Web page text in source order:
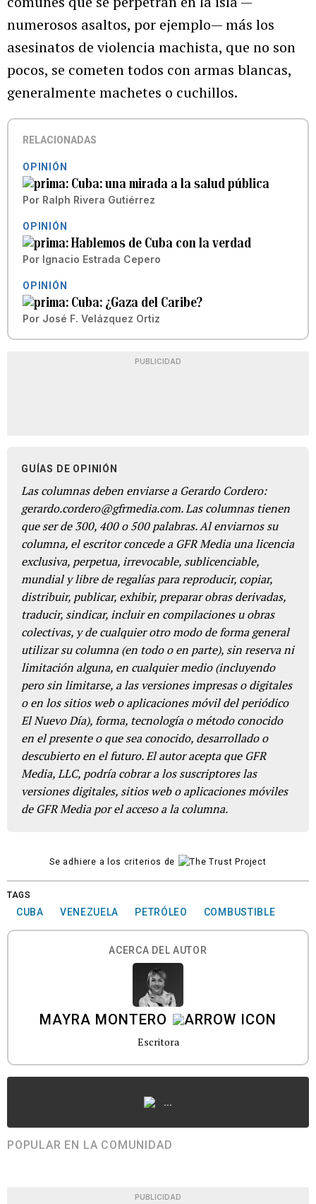
numerosos asaltos, por ejemplo— más los
asesinatos de violencia machista, que no son
pocos, se cometen todos con armas blancas,
generalmente machetes o cuchillos.
RELACIONADAS
OPINIÓN
Cuba: una mirada a la salud pública
Por Ralph Rivera Gutiérrez
OPINIÓN
Hablemos de Cuba con la verdad
Por Ignacio Estrada Cepero
OPINIÓN
Cuba: ¿Gaza del Caribe?
Por José F. Velázquez Ortiz
PUBLICIDAD
GUÍAS DE OPINIÓN
Las columnas deben enviarse a Gerardo Cordero:
gerardo.cordero@gfrmedia.com. Las columnas tienen
que ser de 300, 400 o 500 palabras. Al enviarnos su
columna, el escritor concede a GFR Media una licencia
exclusiva, perpetua, irrevocable, sublicenciable,
mundial y libre de regalías para reproducir, copiar,
distribuir, publicar, exhibir, preparar obras derivadas,
traducir, sindicar, incluir en compilaciones u obras
colectivas, y de cualquier otro modo de forma general
utilizar su columna (en todo o en parte), sin reserva ni
limitación alguna, en cualquier medio (incluyendo
pero sin limitarse, a las versiones impresas o digitales
o en los sitios web o aplicaciones móvil del periódico
El Nuevo Día), forma, tecnología o método conocido
en el presente o que sea conocido, desarrollado o
descubierto en el futuro. El autor acepta que GFR
Media, LLC, podría cobrar a los suscriptores las
versiones digitales, sitios web o aplicaciones móviles
de GFR Media por el acceso a la columna.
Se adhiere a los criterios de
TAGS
CUBA VENEZUELA PETRÓLEO COMBUSTIBLE
ACERCA DEL AUTOR
MAYRA MONTERO
Escritora
...
POPULAR EN LA COMUNIDAD
PUBLICIDAD